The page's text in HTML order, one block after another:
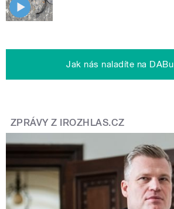
Jak nás naladíte na DABu
ZPRÁVY Z IROZHLAS.CZ